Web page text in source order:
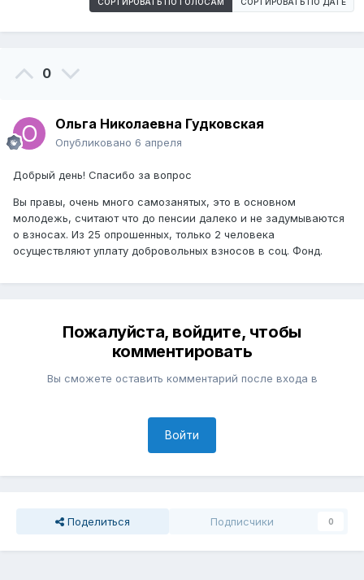
0
Ольга Николаевна Гудковская
Опубликовано 6 апреля
Добрый день! Спасибо за вопрос
Вы правы, очень много самозанятых, это в основном
молодежь, считают что до пенсии далеко и не задумываются
о взносах. Из 25 опрошенных, только 2 человека
осуществляют уплату добровольных взносов в соц. Фонд.
Пожалуйста, войдите, чтобы
комментировать
Вы сможете оставить комментарий после входа в
Войти
Поделиться Подписчики 0